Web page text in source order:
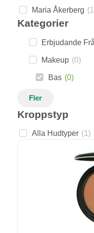
Maria Åkerberg (
Kategorier
Erbjudande
Makeup (0)
Bas (0)
Fler
Kroppstyp
Alla Hudtyper (1 )